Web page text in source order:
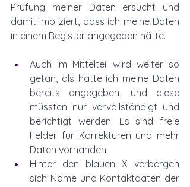
Prüfung meiner Daten ersucht und
damit impliziert, dass ich meine Daten
in einem Register angegeben hätte.
Auch im Mittelteil wird weiter so
getan, als hätte ich meine Daten
bereits angegeben, und diese
müssten nur vervollständigt und
berichtigt werden. Es sind freie
Felder für Korrekturen und mehr
Daten vorhanden.
Hinter den blauen X verbergen
sich Name und Kontaktdaten der